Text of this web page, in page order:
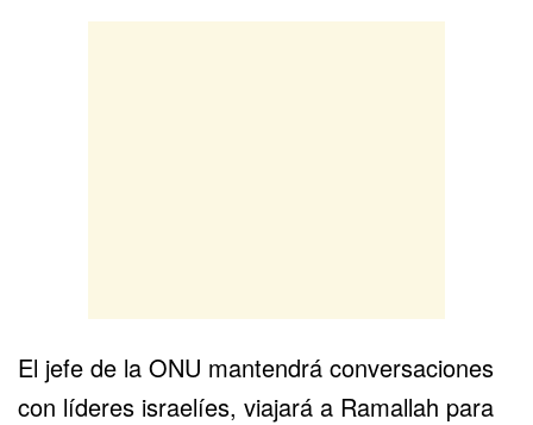
El jefe de la ONU mantendrá conversaciones
con líderes israelíes, viajará a Ramallah para